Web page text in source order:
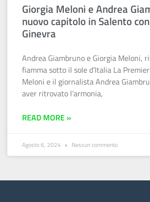
Giorgia Meloni e Andrea
nuovo capitolo in Salento
Ginevra
Andrea Giambruno e Giorgia Meloni,
fiamma sotto il sole d’Italia La
Meloni e il giornalista Andrea
aver ritrovato l’armonia,
READ MORE »
Agosto 6, 2024 Nessun commento